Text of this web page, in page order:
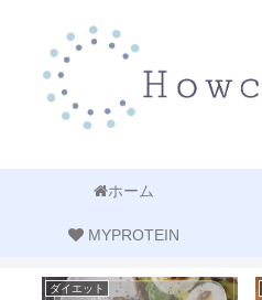
ホーム
MYPROTEIN
ダイエット